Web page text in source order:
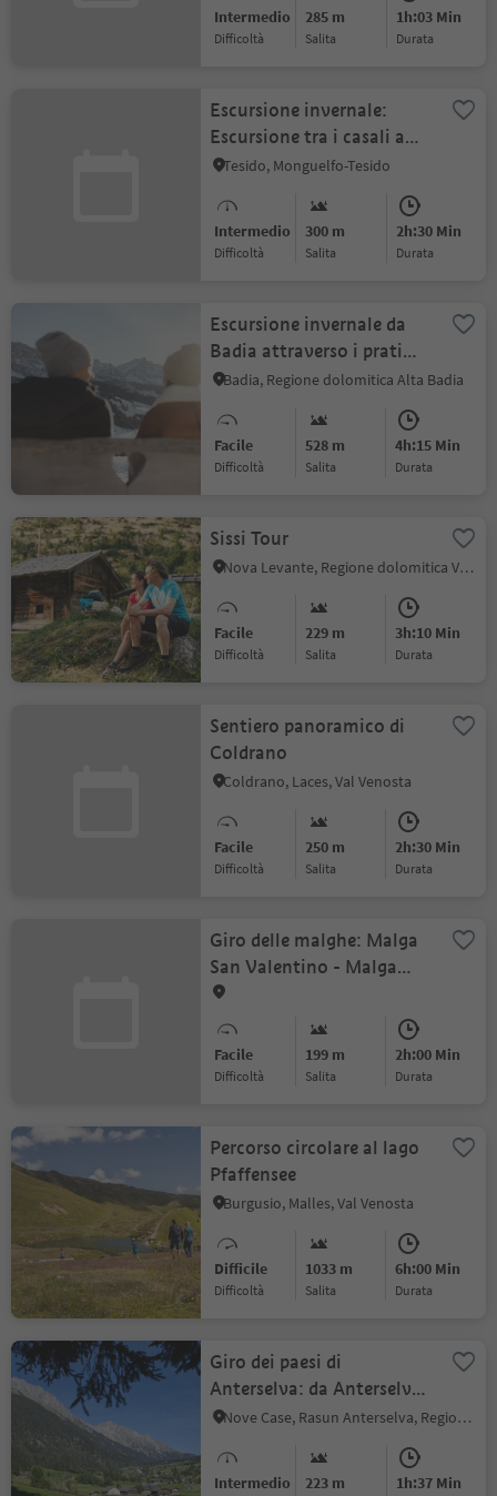
Intermedio
Difficoltà
285 m
Salita
1h:03 Min
durata
Escursione invernale:
Escursione tra i casali a
Tesido
Tesido, Monguelfo-Tesido
Intermedio
Difficoltà
300 m
Salita
2h:30 Min
durata
Escursione invernale da
Badia attraverso i prati
dell'Armentara
Badia, Regione dolomitica Alta Badia
Facile
Difficoltà
528 m
Salita
4h:15 Min
durata
Sissi Tour
Nova Levante, Regione dolomitica Val d'Ega
Facile
Difficoltà
229 m
Salita
3h:10 Min
durata
Sentiero panoramico di
Coldrano
Coldrano, Laces, Val Venosta
Facile
Difficoltà
250 m
Salita
2h:30 Min
durata
Giro delle malghe: Malga
San Valentino - Malga
Brugger
Facile
Difficoltà
199 m
Salita
2h:00 Min
durata
Percorso circolare al lago
Pfaffensee
Burgusio, Malles, Val Venosta
Difficile
Difficoltà
1033 m
Salita
6h:00 Min
durata
Giro dei paesi di
Anterselva: da Anterselva
di Mezzo ad Anterselva di
Nove Case, Rasun Anterselva, Regione dolomitica Plan de Corones
Intermedio 223 m 1h:37 Min